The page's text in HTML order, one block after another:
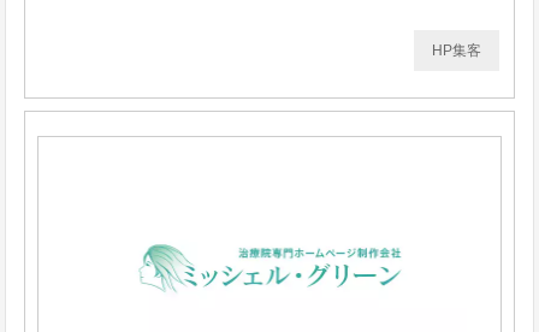
HP集客